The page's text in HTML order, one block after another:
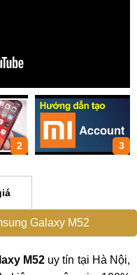
2 3
Galaxy M52
M52 uy tín tại Hà Nội,